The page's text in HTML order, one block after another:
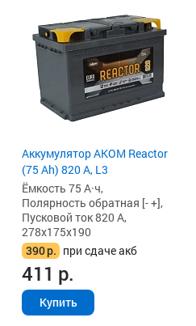
Аккумулятор AKOM Reactor
(75 Ah) 820 А, L3
Ёмкость 75 А·ч,
Полярность обратная [- +],
Пусковой ток 820 А,
278x175x190
390р. при сдаче акб
411 р.
Купить